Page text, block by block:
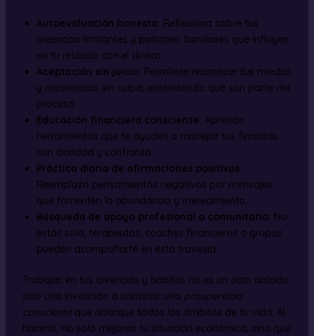
Autoevaluación honesta: Reflexiona sobre tus
creencias limitantes y patrones familiares que influyen
en tu relación con el dinero.
Aceptación sin juicio: Permítete reconocer tus miedos
y resistencias sin culpa, entendiendo que son parte del
proceso.
Educación financiera consciente: Aprende
herramientas que te ayuden a manejar tus finanzas
con claridad y confianza.
Práctica diaria de afirmaciones positivas:
Reemplaza pensamientos negativos por mensajes
que fomenten la abundancia y merecimiento.
Búsqueda de apoyo profesional o comunitario: No
estás solo; terapeutas, coaches financieros o grupos
pueden acompañarte en esta travesía.
Trabajar en tus creencias y hábitos no es un acto aislado
sino una invitación a construir una prosperidad
conscienteque abarque todos los ámbitos de tu vida. Al
hacerlo, no solo mejoras tu situación económica, sino que